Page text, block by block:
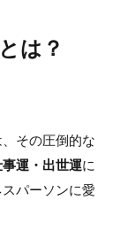
は？
その圧倒的な
運・出世運に
パーソンに愛